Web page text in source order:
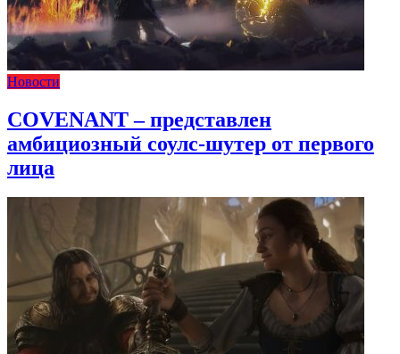
Новости
COVENANT – представлен
амбициозный соулс-шутер от первого
лица